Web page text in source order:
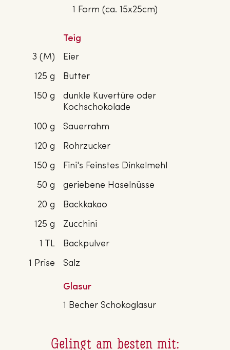
1 Form (ca. 15x25cm)
Teig
3 (M)
Eier
125 g
Butter
150 g
dunkle Kuvertüre oder
Kochschokolade
100 g
Sauerrahm
120 g
Rohrzucker
150 g
Fini's Feinstes Dinkelmehl
50 g
geriebene Haselnüsse
20 g
Backkakao
125 g
Zucchini
1 TL
Backpulver
1 Prise
Salz
Glasur
1 Becher Schokoglasur
Gelingt am besten mit: